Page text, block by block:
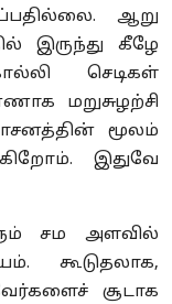
ஆறு
இருந்து கீழே
செடிகள்
மறுசுழற்சி
மூலம்
இதுவே
சம அளவில்
கூடுதலாக,
சூடாக